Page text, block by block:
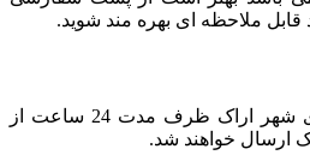
قابل ملاحظه ای بهره مند شوید.
سفارش های ثبت شده برای شهر اراک ظرف مدت 24 ساعت از
ارسال خواهند شد.